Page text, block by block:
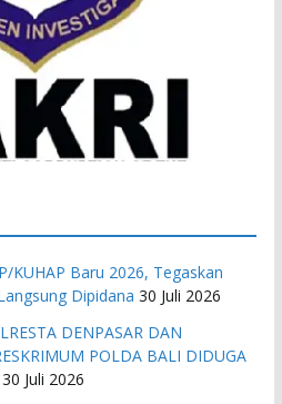
KUHAP Baru 2026, Tegaskan
Dipidana 30 Juli 2026
DENPASAR DAN
POLDA BALI DIDUGA
30 Juli 2026